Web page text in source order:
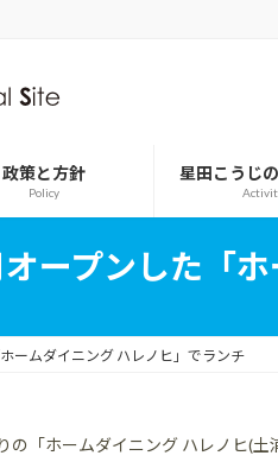
政策と方針
Policy
星田こうじ
ープンした「
ームダイニング ハレノヒ」でランチ
「ホームダイニング ハレノヒ(土